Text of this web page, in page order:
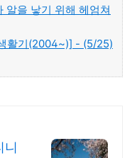
알을 낳기 위해 헤엄쳐
활기(2004~)] - (5/25)
니